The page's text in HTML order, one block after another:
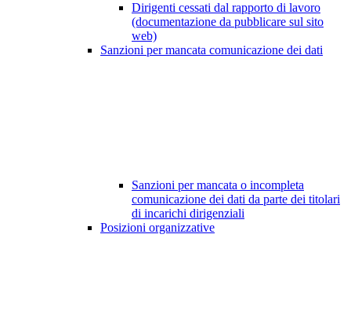
Dirigenti cessati dal rapporto di lavoro
(documentazione da pubblicare sul sito
web)
Sanzioni per mancata comunicazione dei dati
Sanzioni per mancata o incompleta
comunicazione dei dati da parte dei titolari
di incarichi dirigenziali
Posizioni organizzative